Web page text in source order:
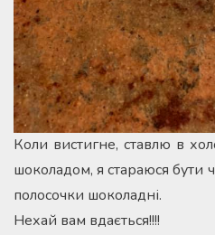
Коли вистигне, ставлю в
шоколадом, я стараюся бути
полосочки шоколадні.
Нехай вам вдається!!!!